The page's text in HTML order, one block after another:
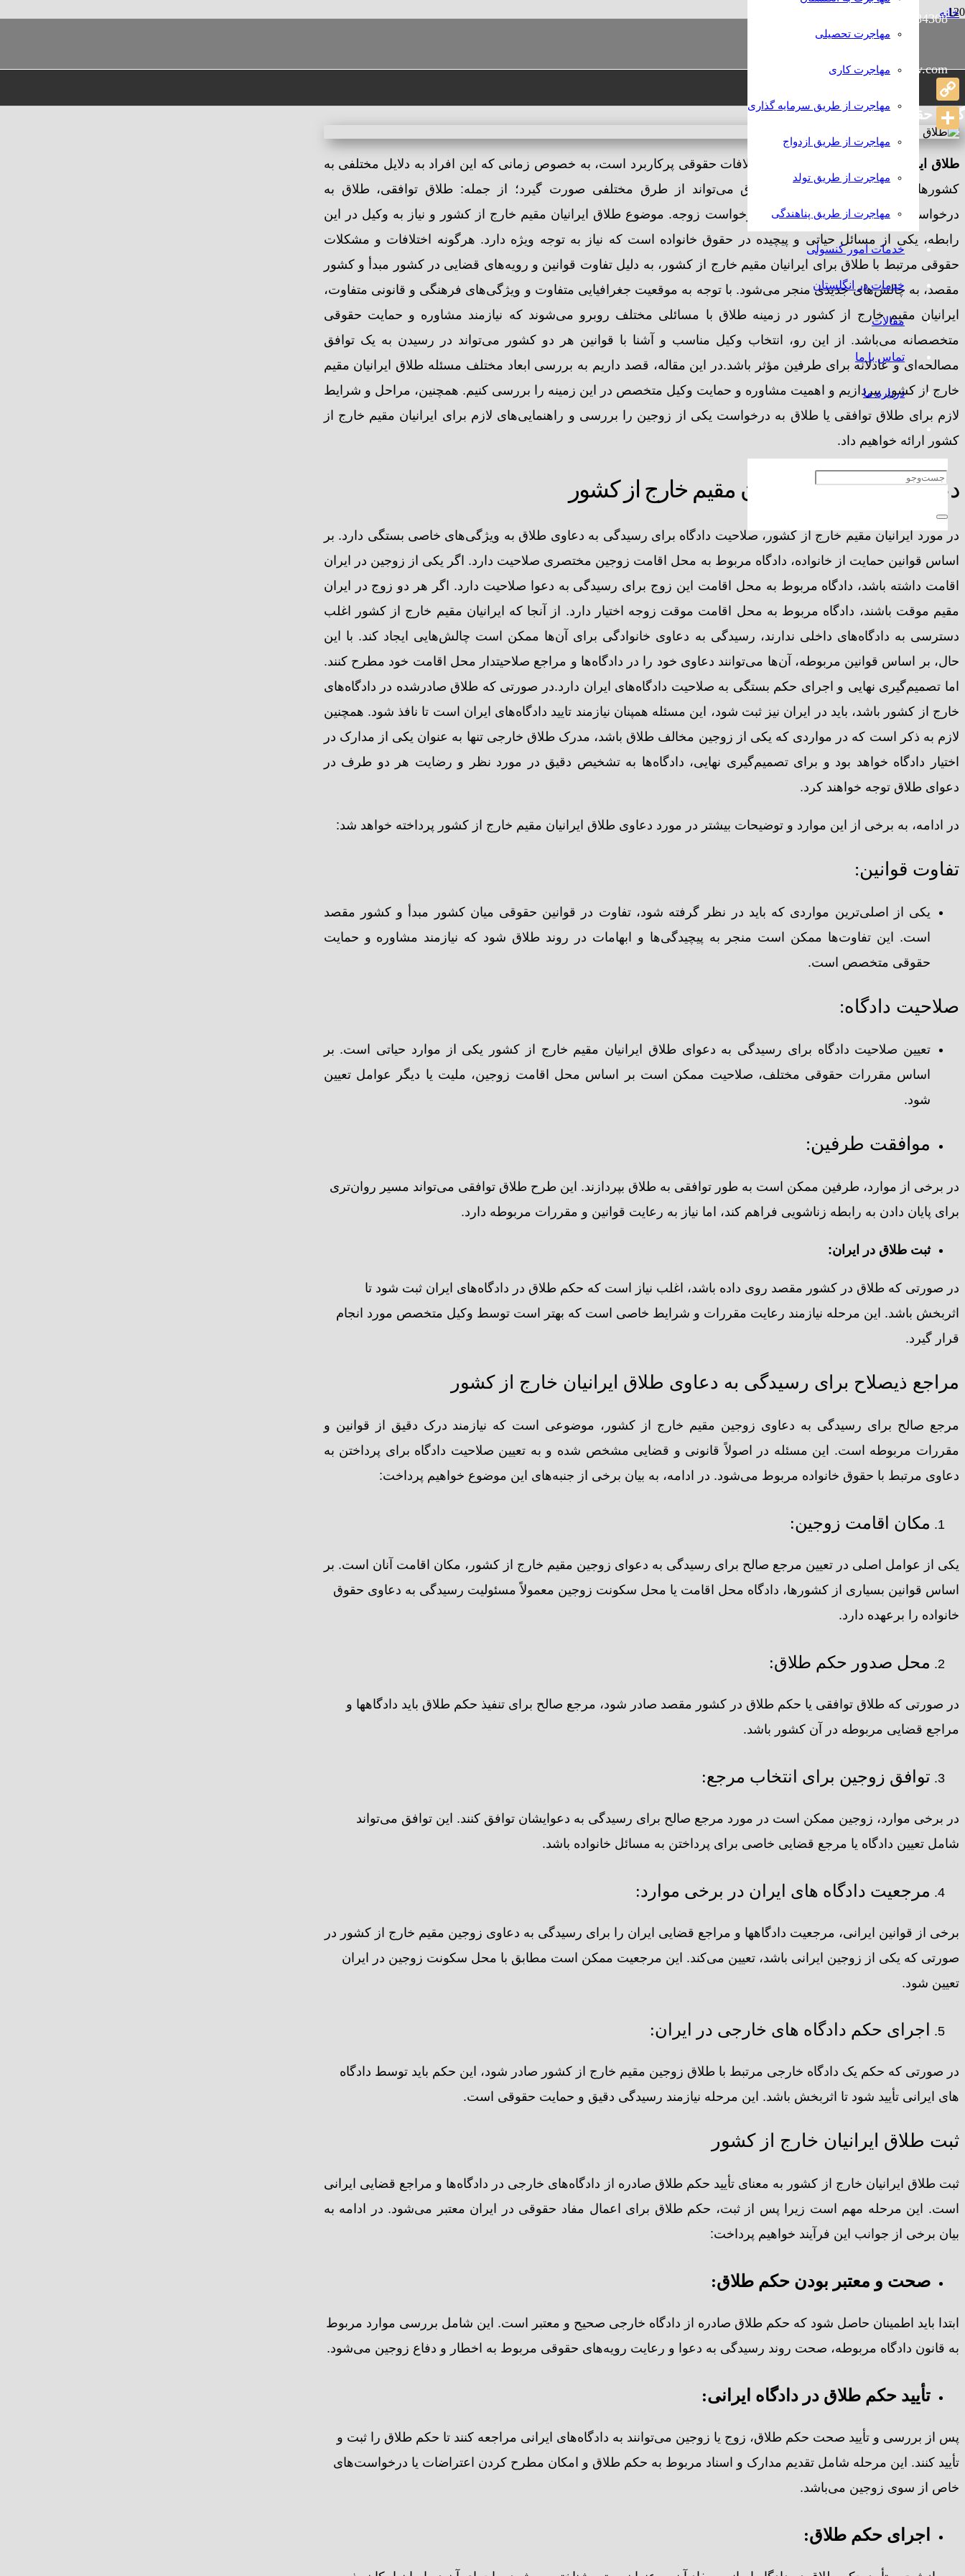
989386384308+
info@rameshlaw.com
مهاجرت تحصیلی
مهاجرت کاری
مهاجرت از طریق سرمایه گذاری
مهاجرت از طریق ازدواج
مهاجرت از طریق تولد
مهاجرت از طریق پناهندگی
خدمات امور کنسولی
خدمات در انگلستان
مقالات
تماس با ما
درباره ما
گروه حقوقی و مهاجرتی رامش
خانه
حقوقی
طلاق ایرانیان مقیم خارج از کشور
طلاق ایرانیان مقیم خارج از کشور
طلاق ایرانیان خارج از کشور
یکی از اختلافات حقوقی پرکاربرد است، به خصوص زمانی که این افراد به دلایل مختلفی به
کشورهای دیگر مهاجرت کرده‌اند. طلاق می‌تواند از طرق مختلفی صورت گیرد؛ از جمله: طلاق توافقی، طلاق به
درخواست یکی از زوجین، یا طلاق به درخواست زوجه. موضوع طلاق ایرانیان مقیم خارج از کشور و نیاز به وکیل در این
رابطه، یکی از مسائل حیاتی و پیچیده در حقوق خانواده است که نیاز به توجه ویژه دارد. هرگونه اختلافات و مشکلات
حقوقی مرتبط با طلاق برای ایرانیان مقیم خارج از کشور، به دلیل تفاوت قوانین و رویه‌های قضایی در کشور مبدأ و کشور
مقصد، به چالش‌های جدیدی منجر می‌شود. با توجه به موقعیت جغرافیایی متفاوت و ویژگی‌های فرهنگی و قانونی متفاوت،
ایرانیان مقیم خارج از کشور در زمینه طلاق با مسائلی مختلف روبرو می‌شوند که نیازمند مشاوره و حمایت حقوقی
متخصصانه می‌باشد. از این رو، انتخاب وکیل مناسب و آشنا با قوانین هر دو کشور می‌تواند در رسیدن به یک توافق
مصالحه‌ای و عادلانه برای طرفین مؤثر باشد.در این مقاله، قصد داریم به بررسی ابعاد مختلف مسئله طلاق ایرانیان مقیم
خارج از کشور بپردازیم و اهمیت مشاوره و حمایت وکیل متخصص در این زمینه را بررسی کنیم. همچنین، مراحل و شرایط
لازم برای طلاق توافقی یا طلاق به درخواست یکی از زوجین را بررسی و راهنمایی‌های لازم برای ایرانیان مقیم خارج از
کشور ارائه خواهیم داد.
دعاوی طلاق برای ایرانیان مقیم خارج از کشور
در مورد ایرانیان مقیم خارج از کشور، صلاحیت دادگاه برای رسیدگی به دعاوی طلاق به ویژگی‌های خاصی بستگی دارد. بر
اساس قوانین حمایت از خانواده، دادگاه مربوط به محل اقامت زوجین مختصری صلاحیت دارد. اگر یکی از زوجین در ایران
اقامت داشته باشد، دادگاه مربوط به محل اقامت این زوج برای رسیدگی به دعوا صلاحیت دارد. اگر هر دو زوج در ایران
مقیم موقت باشند، دادگاه مربوط به محل اقامت موقت زوجه اختیار دارد. از آنجا که ایرانیان مقیم خارج از کشور اغلب
دسترسی به دادگاه‌های داخلی ندارند، رسیدگی به دعاوی خانوادگی برای آن‌ها ممکن است چالش‌هایی ایجاد کند. با این
حال، بر اساس قوانین مربوطه، آن‌ها می‌توانند دعاوی خود را در دادگاه‌ها و مراجع صلاحیتدار محل اقامت خود مطرح کنند.
اما تصمیم‌گیری نهایی و اجرای حکم بستگی به صلاحیت دادگاه‌های ایران دارد.در صورتی که طلاق صادرشده در دادگاه‌های
خارج از کشور باشد، باید در ایران نیز ثبت شود، این مسئله همپنان نیازمند تایید دادگاه‌های ایران است تا نافذ شود. همچنین
لازم به ذکر است که در مواردی که یکی از زوجین مخالف طلاق باشد، مدرک طلاق خارجی تنها به عنوان یکی از مدارک در
اختیار دادگاه خواهد بود و برای تصمیم‌گیری نهایی، دادگاه‌ها به تشخیص دقیق در مورد نظر و رضایت هر دو طرف در
دعوای طلاق توجه خواهند کرد.
در ادامه، به برخی از این موارد و توضیحات بیشتر در مورد دعاوی طلاق ایرانیان مقیم خارج از کشور پرداخته خواهد شد:
تفاوت قوانین:
یکی از اصلی‌ترین مواردی که باید در نظر گرفته شود، تفاوت در قوانین حقوقی میان کشور مبدأ و کشور مقصد
است. این تفاوت‌ها ممکن است منجر به پیچیدگی‌ها و ابهامات در روند طلاق شود که نیازمند مشاوره و حمایت
حقوقی متخصص است.
صلاحیت دادگاه:
تعیین صلاحیت دادگاه برای رسیدگی به دعوای طلاق ایرانیان مقیم خارج از کشور یکی از موارد حیاتی است. بر
اساس مقررات حقوقی مختلف، صلاحیت ممکن است بر اساس محل اقامت زوجین، ملیت یا دیگر عوامل تعیین
شود.
موافقت طرفین:
در برخی از موارد، طرفین ممکن است به طور توافقی به طلاق بپردازند. این طرح طلاق توافقی می‌تواند مسیر روان‌تری
برای پایان دادن به رابطه زناشویی فراهم کند، اما نیاز به رعایت قوانین و مقررات مربوطه دارد.
ثبت طلاق در ایران:
در صورتی که طلاق در کشور مقصد روی داده باشد، اغلب نیاز است که حکم طلاق در دادگاه‌های ایران ثبت شود تا
اثربخش باشد. این مرحله نیازمند رعایت مقررات و شرایط خاصی است که بهتر است توسط وکیل متخصص مورد انجام
قرار گیرد.
مراجع ذیصلاح برای رسیدگی به دعاوی طلاق ایرانیان خارج از کشور
مرجع صالح برای رسیدگی به دعاوی زوجین مقیم خارج از کشور، موضوعی است که نیازمند درک دقیق از قوانین و
مقررات مربوطه است. این مسئله در اصولاً قانونی و قضایی مشخص شده و به تعیین صلاحیت دادگاه برای پرداختن به
دعاوی مرتبط با حقوق خانواده مربوط می‌شود. در ادامه، به بیان برخی از جنبه‌های این موضوع خواهیم پرداخت:
مکان اقامت زوجین:
یکی از عوامل اصلی در تعیین مرجع صالح برای رسیدگی به دعوای زوجین مقیم خارج از کشور، مکان اقامت آنان است. بر
اساس قوانین بسیاری از کشورها، دادگاه محل اقامت یا محل سکونت زوجین معمولاً مسئولیت رسیدگی به دعاوی حقوق
خانواده را برعهده دارد.
محل صدور حکم طلاق:
در صورتی که طلاق توافقی یا حکم طلاق در کشور مقصد صادر شود، مرجع صالح برای تنفیذ حکم طلاق باید دادگاهها و
مراجع قضایی مربوطه در آن کشور باشد.
توافق زوجین برای انتخاب مرجع:
در برخی موارد، زوجین ممکن است در مورد مرجع صالح برای رسیدگی به دعوایشان توافق کنند. این توافق می‌تواند
شامل تعیین دادگاه یا مرجع قضایی خاصی برای پرداختن به مسائل خانواده باشد.
مرجعیت دادگاه های ایران در برخی موارد:
برخی از قوانین ایرانی، مرجعیت دادگاهها و مراجع قضایی ایران را برای رسیدگی به دعاوی زوجین مقیم خارج از کشور در
صورتی که یکی از زوجین ایرانی باشد، تعیین می‌کند. این مرجعیت ممکن است مطابق با محل سکونت زوجین در ایران
تعیین شود.
اجرای حکم دادگاه های خارجی در ایران:
در صورتی که حکم یک دادگاه خارجی مرتبط با طلاق زوجین مقیم خارج از کشور صادر شود، این حکم باید توسط دادگاه
های ایرانی تأیید شود تا اثربخش باشد. این مرحله نیازمند رسیدگی دقیق و حمایت حقوقی است.
ثبت طلاق ایرانیان خارج از کشور
ثبت طلاق ایرانیان خارج از کشور به معنای تأیید حکم طلاق صادره از دادگاه‌های خارجی در دادگاه‌ها و مراجع قضایی ایرانی
است. این مرحله مهم است زیرا پس از ثبت، حکم طلاق برای اعمال مفاد حقوقی در ایران معتبر می‌شود. در ادامه به
بیان برخی از جوانب این فرآیند خواهیم پرداخت:
صحت و معتبر بودن حکم طلاق:
ابتدا باید اطمینان حاصل شود که حکم طلاق صادره از دادگاه خارجی صحیح و معتبر است. این شامل بررسی موارد مربوط
به قانون دادگاه مربوطه، صحت روند رسیدگی به دعوا و رعایت رویه‌های حقوقی مربوط به اخطار و دفاع زوجین می‌شود.
تأیید حکم طلاق در دادگاه ایرانی:
پس از بررسی و تأیید صحت حکم طلاق، زوج یا زوجین می‌توانند به دادگاه‌های ایرانی مراجعه کنند تا حکم طلاق را ثبت و
تأیید کنند. این مرحله شامل تقدیم مدارک و اسناد مربوط به حکم طلاق و امکان مطرح کردن اعتراضات یا درخواست‌های
خاص از سوی زوجین می‌باشد.
اجرای حکم طلاق:
Copy
Link
Share